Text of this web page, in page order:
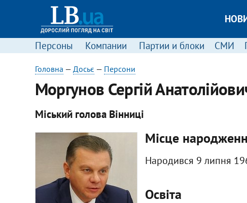
Персоны Компании Партии и блоки СМИ
Головна — Досьє — Персони
Моргунов Сергій
Міський голова Вінниці
Місце
Народився 9 липня
Освіта